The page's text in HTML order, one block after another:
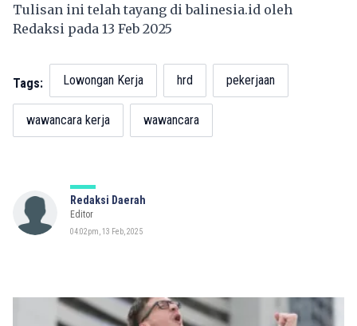
Tulisan ini telah tayang dibalinesia.id oleh
Redaksi pada 13 Feb 2025
Tags: Lowongan Kerja hrd pekerjaan
wawancara kerja wawancara
Redaksi Daerah
Editor
04:02pm, 13 Feb, 2025